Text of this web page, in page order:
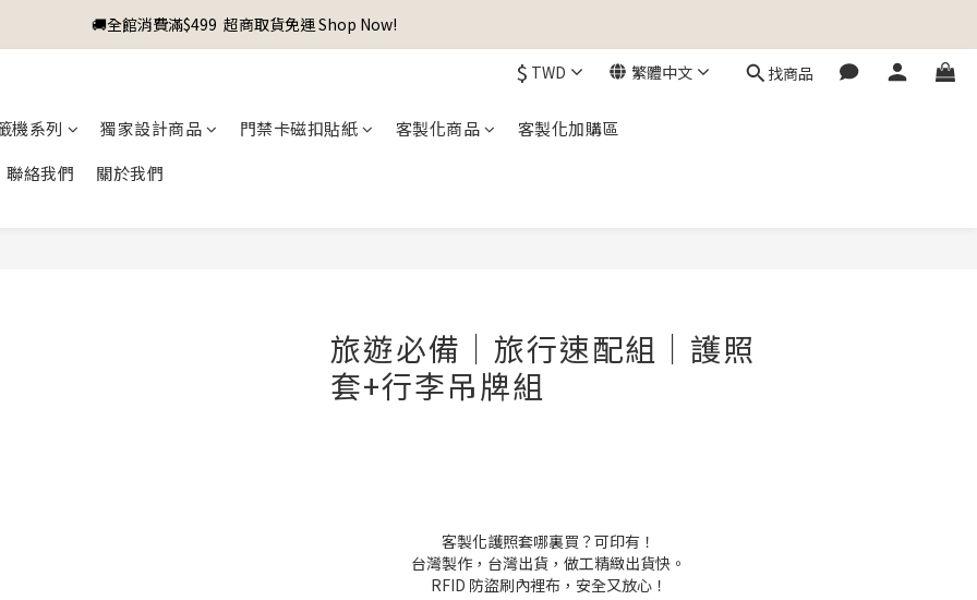
🚚全館消費滿$499  超商取貨免運 Shop Now!
$ TWD 繁體中文 找商品
機系列 獨家設計商品 門禁卡磁扣貼紙 客製化商品
客製化加購區
聯絡我們
關於我們
旅遊必備｜旅行速配組｜護照
套+行李吊牌組
客製化護照套哪裏買？可印有！
台灣製作，台灣出貨，做工精緻出貨快。
RFID 防盜刷內裡布，安全又放心！